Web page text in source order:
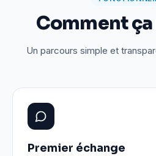
Comment ça
Un parcours simple et
Premier échange